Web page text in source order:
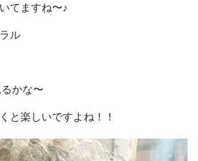
てますね〜♪
ル
かな〜
と楽しいですよね！！